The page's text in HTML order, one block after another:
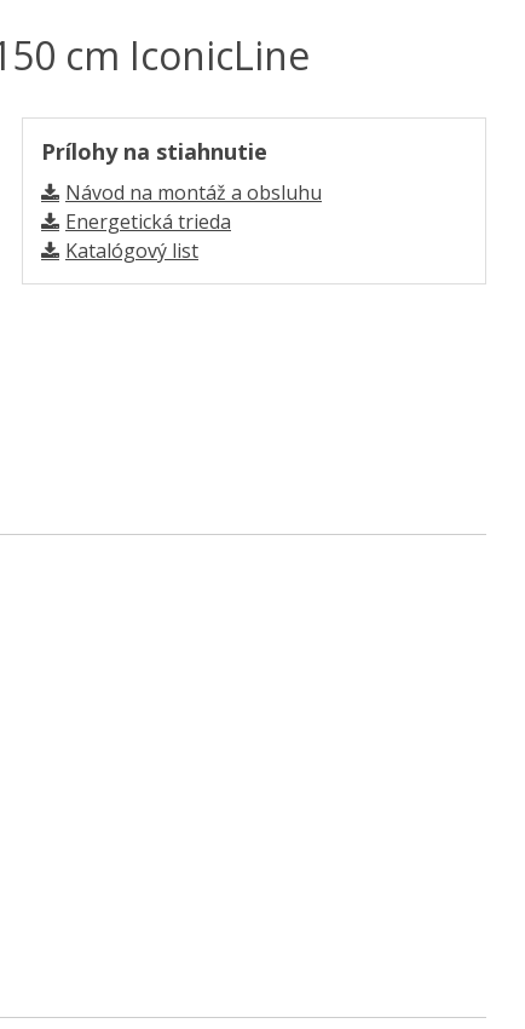
cm IconicLine
Prílohy na stiahnutie
Návod na montáž a obsluhu
Energetická trieda
Katalógový list